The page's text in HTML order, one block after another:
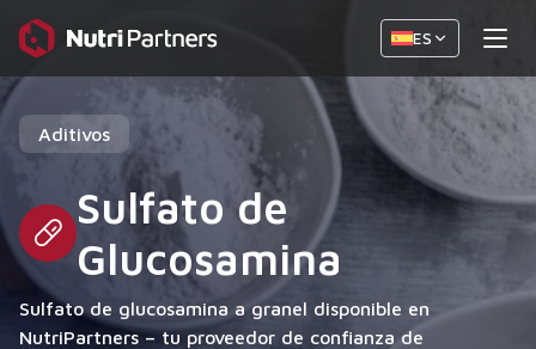
ES
Aditivos
Sulfato de
Glucosamina
Sulfato de glucosamina a granel disponible en
NutriPartners – tu proveedor de confianza de